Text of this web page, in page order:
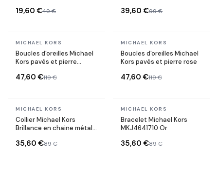
19,60 €49 €
rose
39,60 €99 €
En stock
MICHAEL KORS
Boucles d'oreilles Michael
Kors pavés et pierre
47,60 €119 €
En stock
MICHAEL KORS
Boucles d'oreilles Michael
Kors pavés et pierre rose
47,60 €119 €
En stock
MICHAEL KORS
Collier Michael Kors
Brillance en chaine métal
35,60 €89 €
En stock
MICHAEL KORS
Bracelet Michael Kors
MKJ4641710 Or
35,60 €89 €